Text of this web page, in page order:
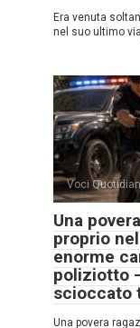
Era venuta
nel suo ultimo
Voci
Una
proprio
enorme
poliziotto
scioccato
Una povera